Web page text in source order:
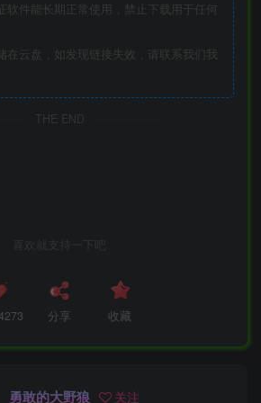
软件能长期正常使用，禁止下载用于任何
在云盘，如发现链接失效，请联系我们我
THE END
喜欢就支持一下吧
分享 收藏
勇敢的大野狼 关注